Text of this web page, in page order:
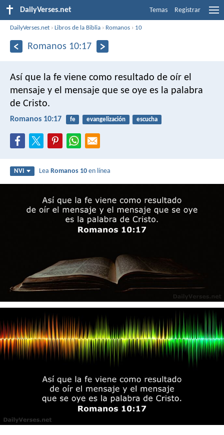
DailyVerses.net Temas Registrar
DailyVerses.net ›Libros de la Biblia › Romanos › 10
Romanos 10:17
Así que la fe viene como resultado de oír el
mensaje y el mensaje que se oye es la palabra
de Cristo.
Romanos 10:17 fe evangelización escucha
NVI LeaRomanos 10 en línea